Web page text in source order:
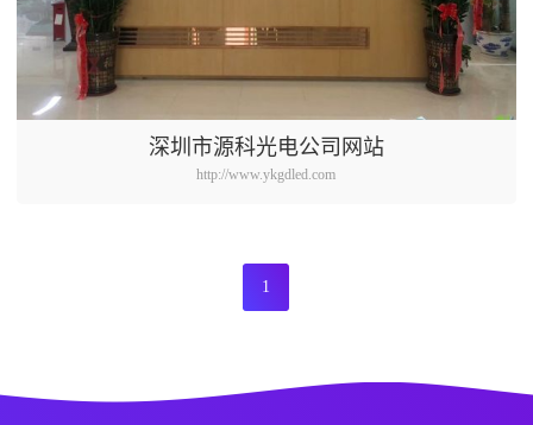
深圳市源科光电公司网站
http://www.ykgdled.com
1